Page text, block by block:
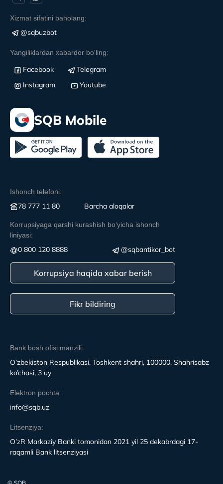
Bank bosh ofisi manzili:
O’zbekiston Respublikasi, Toshkent shahri, 100000, Shahrisabz
ko’chasi, 3 uy
Elektron pochta:
info@sqb.uz
Litsenziya:
O’zR Markaziy Banki tomonidan 2021 yil 25 dekabrdagi 17-
raqamli Bank litsenziyasi
Xizmat sifatini baholang:
@sqbuzbot
Yangiliklardan xabardor bo'ling:
Facebook
Telegram
Instagram
Youtube
SQB Mobile
Ishonch telefoni:
78 777 11 80 Вarcha aloqalar
Korrupsiyaga qarshi kurashish boʻyicha ishonch
liniyasi:
0 800 120 8888 @sqbantikor_bot
Korrupsiya haqida xabar berish
Fikr bildiring